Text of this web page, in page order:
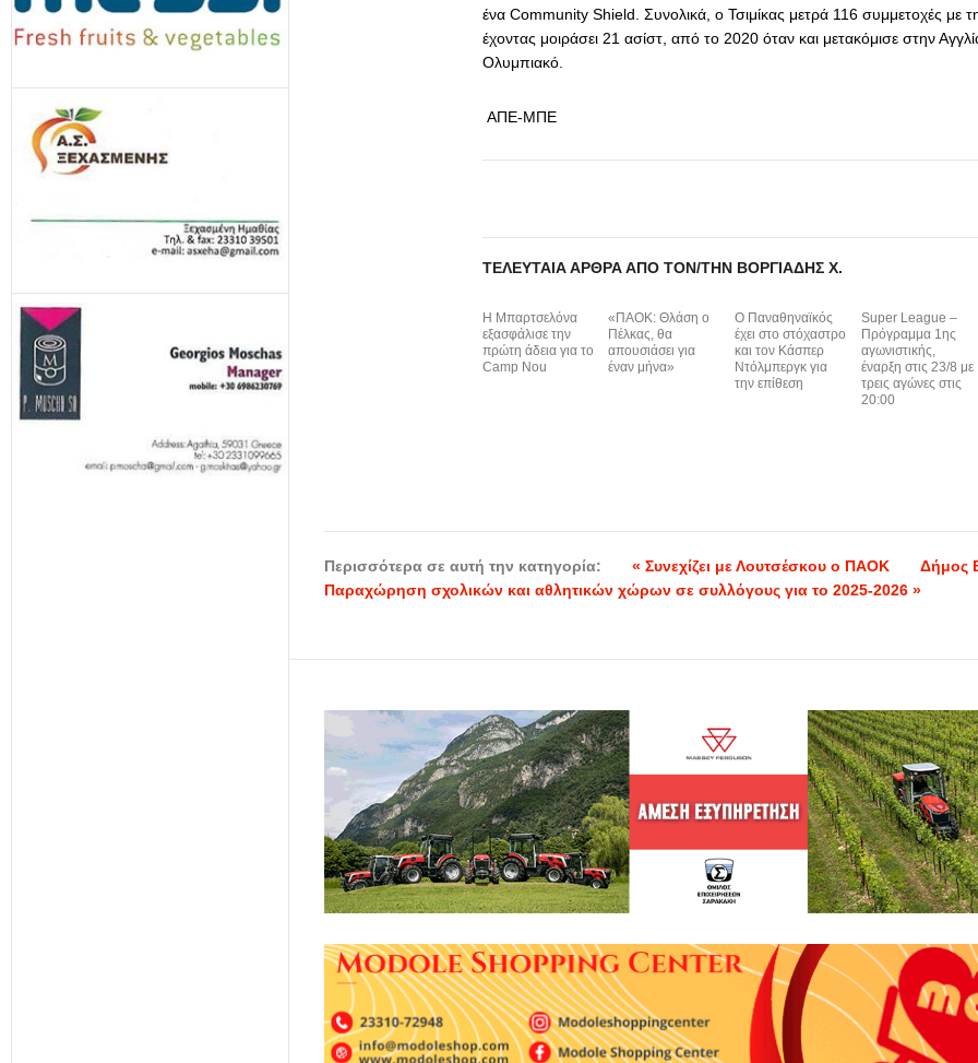
ένα Community Shield. Συνολικά, ο Τσιμίκας μετρά 116 συμμετοχές με
έχοντας μοιράσει 21 ασίστ, από το 2020 όταν και μετακόμισε στην
Ολυμπιακό.
ΑΠΕ-ΜΠΕ
ΤΕΛΕΥΤΑΊΑ ΆΡΘΡΑ ΑΠΌ ΤΟΝ/ΤΗΝ ΒΟΡΓΙΆΔΗΣ Χ.
Η Μπαρτσελόνα
εξασφάλισε την
πρώτη άδεια για το
Camp Nou
«ΠΑΟΚ: Θλάση ο
Πέλκας, θα
απουσιάσει για
έναν μήνα»
Ο Παναθηναϊκός
έχει στο στόχαστρο
και τον Κάσπερ
Ντόλμπεργκ για
την επίθεση
Super League –
Πρόγραμμα 1ης
αγωνιστικής,
έναρξη στις 23/8 με
τρεις αγώνες στις
20:00
Περισσότερα σε αυτή την κατηγορία: « Συνεχίζει με Λουτσέσκου ο ΠΑΟΚ
Δήμος
Παραχώρηση σχολικών και αθλητικών χώρων σε συλλόγους για το 2025-2026 »